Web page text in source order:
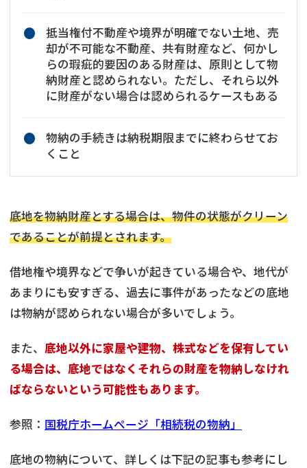
抵当権付不動産や境界が明確でない土地、売
却が不可能な不動産、共有財産など、何かし
らの瑕疵的要因のある財産は、原則として物
納財産と認められない。ただし、それら以外
に財産がない場合は認められるケースもある
物納の手続きは納税期限までに終わらせてお
くこと
底地を物納財産とする場合は、物件の状態がクリーン
であることが前提とされます。
借地権や境界などで争いが起きている場合や、地代が
あまりにも安すぎる、過去に事件があったなどの底地
は物納が認められない場合が多いでしょう。
また、 底地以外に家屋や建物、株式などを保有してい
る場合は、底地ではなくそれらの財産を物納しなけれ
ばならないという可能性もあります。
参照： 国税庁ホームページ「相続税の物納」
底地の物納について、詳しくは下記の記事も参考にし